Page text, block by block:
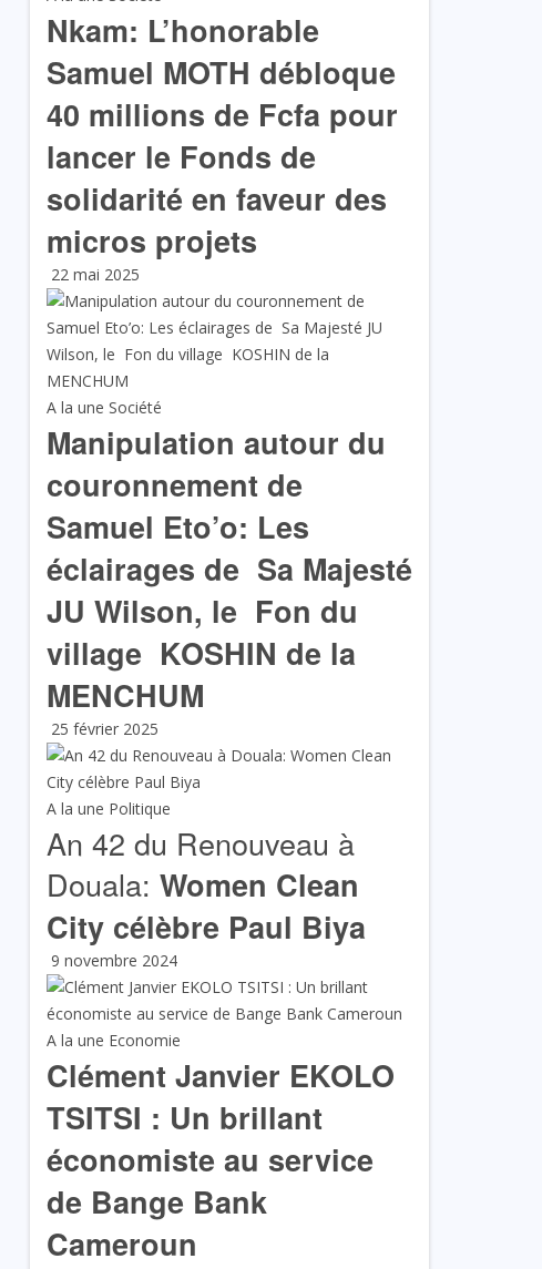
Nkam: L’honorable
Samuel MOTH débloque
40 millions de Fcfa pour
lancer le Fonds de
solidarité en faveur des
micros projets
22 mai 2025
A la une Société
Manipulation autour du
couronnement de
Samuel Eto’o: Les
éclairages de Sa Majesté
JU Wilson, le Fon du
village KOSHIN de la
MENCHUM
25 février 2025
A la une Politique
An 42 du Renouveau à
Douala:Women Clean
City célèbre Paul Biya
9 novembre 2024
A la une Economie
Clément Janvier EKOLO
TSITSI : Un brillant
économiste au service
de Bange Bank
Cameroun